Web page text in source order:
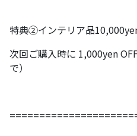
特典②インテリア品
次回ご購入時に 1,000yen
で）